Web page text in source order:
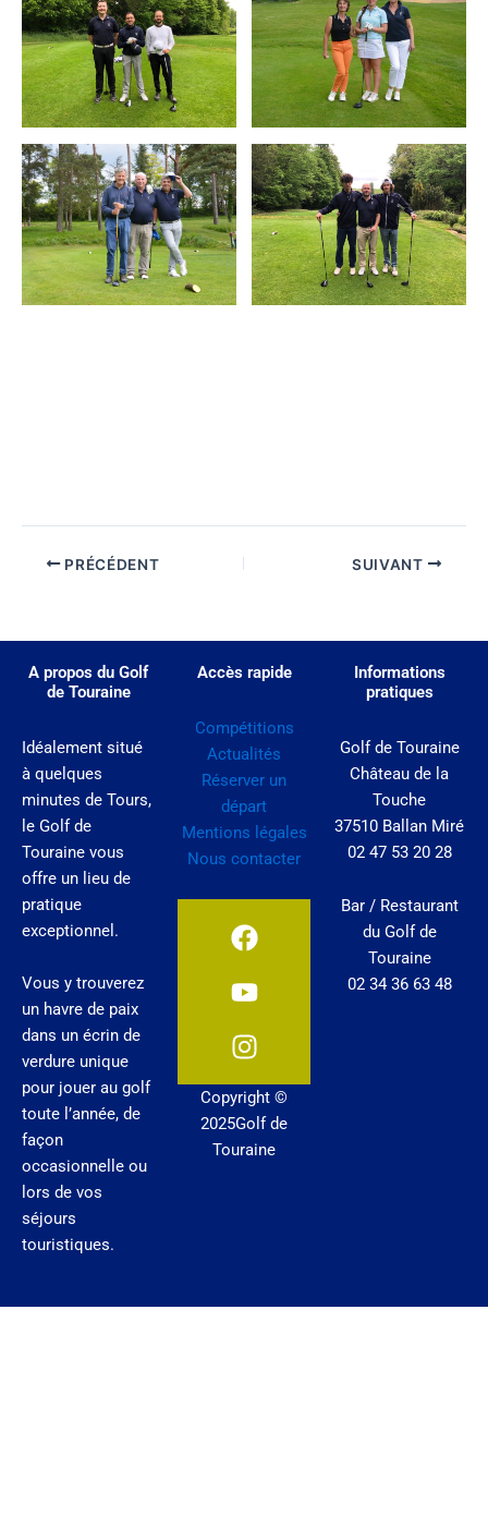
PRÉCÉDENT SUIVANT
A propos du Golf
de Touraine
Idéalement situé
à quelques
minutes de Tours,
le Golf de
Touraine vous
offre un lieu de
pratique
exceptionnel.
Vous y trouverez
un havre de paix
dans un écrin de
verdure unique
pour jouer au golf
toute l’année, de
façon
occasionnelle ou
lors de vos
séjours
touristiques.
Accès rapide
Compétitions
Actualités
Réserver un
départ
Mentions légales
Nous contacter
F
a
c
e
b
o
o
k
Y
o
u
t
u
b
e
I
n
s
t
a
g
r
a
m
Copyright ©
2025Golf de
Touraine
Informations
pratiques
Golf de Touraine
Château de la
Touche
37510 Ballan Miré
02 47 53 20 28
Bar / Restaurant
du Golf de
Touraine
02 34 36 63 48